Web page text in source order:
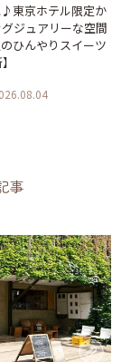
東京ホテル限定か
ジュアリーな空間
ひんやりスイーツ
事